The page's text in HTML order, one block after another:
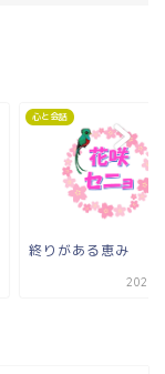
心と会話
終りがある恵み
2023-